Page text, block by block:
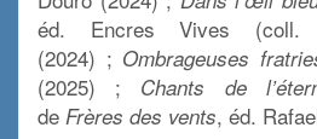
éd. Encres Vives (coll.
(2024) ; Ombrageuses
(2025) ; Chants de
de Frères des vents, éd.